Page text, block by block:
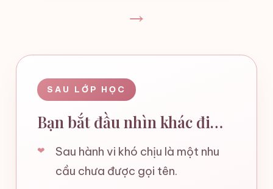
→
SAU LỚP HỌC
Bạn bắt đầu nhìn khác đi…
Sau hành vi khó chịu là một nhu
cầu chưa được gọi tên.